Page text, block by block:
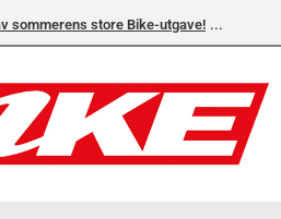
sommerens store Bike-utgave!